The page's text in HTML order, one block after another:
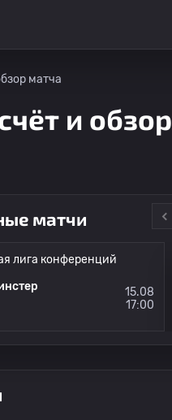
матча
и обзор
матчи
лига конференций
15.08
17:00